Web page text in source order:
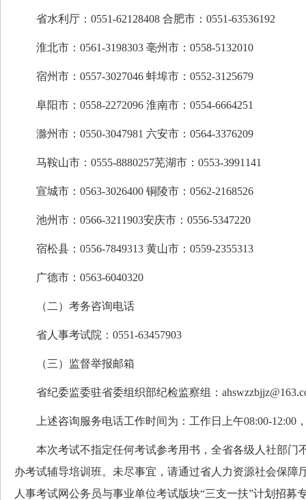
省水利厅：0551-62128408 合肥市：0551-63536192
淮北市：0561-3198303 亳州市：0558-5132010
宿州市：0557-3027046 蚌埠市：0552-3125679
阜阳市：0558-2272096 淮南市：0554-6664251
滁州市：0550-3047981 六安市：0564-3376209
马鞍山市：0555-8880257芜湖市：0553-3991141
宣城市：0563-3026400 铜陵市：0562-2168526
池州市：0566-3211903安庆市：0556-5347220
宿松县：0556-7849313 黄山市：0559-2355313
广德市：0563-6040320
（二）考务咨询电话
省人事考试院：0551-63457903
（三）监督举报邮箱
省纪委监委驻省委组织部纪检监察组：
上述咨询服务电话工作时间为：工作日上午08:00-12:00，
本次考试不指定任何考试参考用书，全省各级人社部门
办考试辅导培训班。未尽事宜，请通过省人力资源社会保障
人事考试网公务员与事业单位考试版块“三支一扶”计划招募